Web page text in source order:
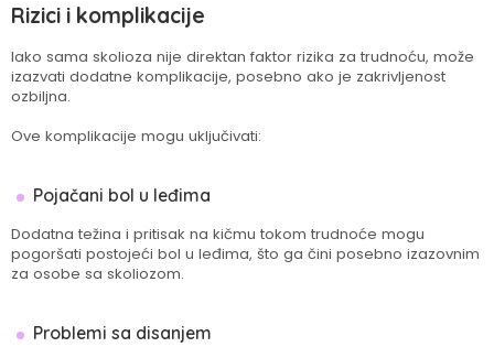
Rizici i komplikacije
Iako sama skolioza nije direktan faktor rizika za trudnoću, može
izazvati dodatne komplikacije, posebno ako je zakrivljenost
ozbiljna.
Ove komplikacije mogu uključivati:
Pojačani bol u leđima
Dodatna težina i pritisak na kičmu tokom trudnoće mogu
pogoršati postojeći bol u leđima, što ga čini posebno izazovnim
za osobe sa skoliozom.
Problemi sa disanjem